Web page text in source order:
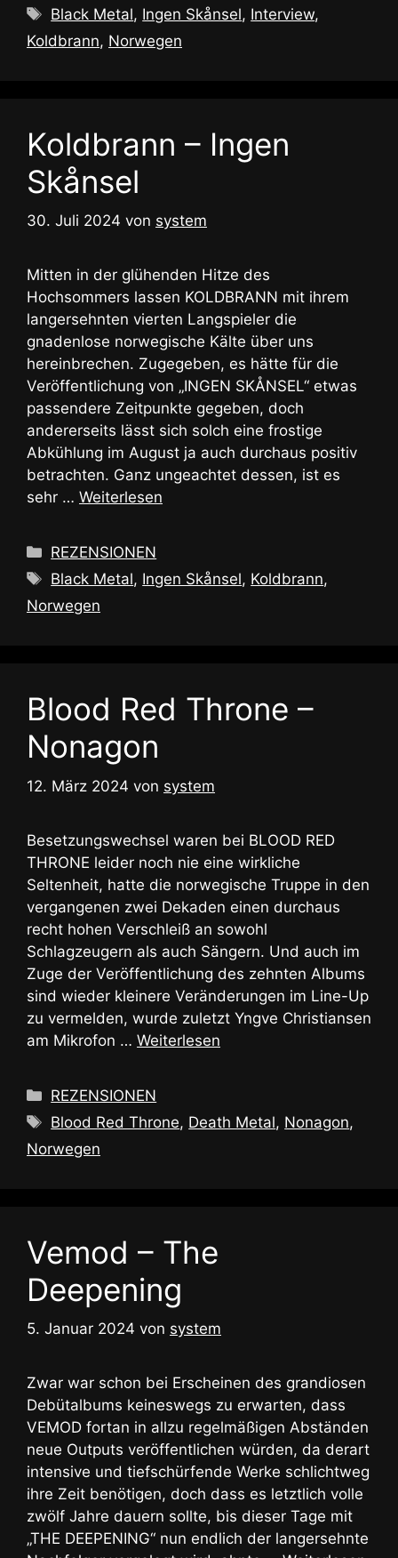
Schlagwörter
Black Metal, Ingen Skånsel, Interview,
Koldbrann, Norwegen
Koldbrann – Ingen
Skånsel
30. Juli 2024 von system
Mitten in der glühenden Hitze des
Hochsommers lassen KOLDBRANN mit ihrem
langersehnten vierten Langspieler die
gnadenlose norwegische Kälte über uns
hereinbrechen. Zugegeben, es hätte für die
Veröffentlichung von „INGEN SKÅNSEL“ etwas
passendere Zeitpunkte gegeben, doch
andererseits lässt sich solch eine frostige
Abkühlung im August ja auch durchaus positiv
betrachten. Ganz ungeachtet dessen, ist es
sehr … Weiterlesen
Kategorien
REZENSIONEN
Schlagwörter
Black Metal, Ingen Skånsel, Koldbrann,
Norwegen
Blood Red Throne –
Nonagon
12. März 2024 von system
Besetzungswechsel waren bei BLOOD RED
THRONE leider noch nie eine wirkliche
Seltenheit, hatte die norwegische Truppe in den
vergangenen zwei Dekaden einen durchaus
recht hohen Verschleiß an sowohl
Schlagzeugern als auch Sängern. Und auch im
Zuge der Veröffentlichung des zehnten Albums
sind wieder kleinere Veränderungen im Line-Up
zu vermelden, wurde zuletzt Yngve Christiansen
am Mikrofon … Weiterlesen
Kategorien
REZENSIONEN
Schlagwörter
Blood Red Throne, Death Metal, Nonagon,
Norwegen
Vemod – The
Deepening
5. Januar 2024 von system
Zwar war schon bei Erscheinen des grandiosen
Debütalbums keineswegs zu erwarten, dass
VEMOD fortan in allzu regelmäßigen Abständen
neue Outputs veröffentlichen würden, da derart
intensive und tiefschürfende Werke schlichtweg
ihre Zeit benötigen, doch dass es letztlich volle
zwölf Jahre dauern sollte, bis dieser Tage mit
„THE DEEPENING“ nun endlich der langersehnte